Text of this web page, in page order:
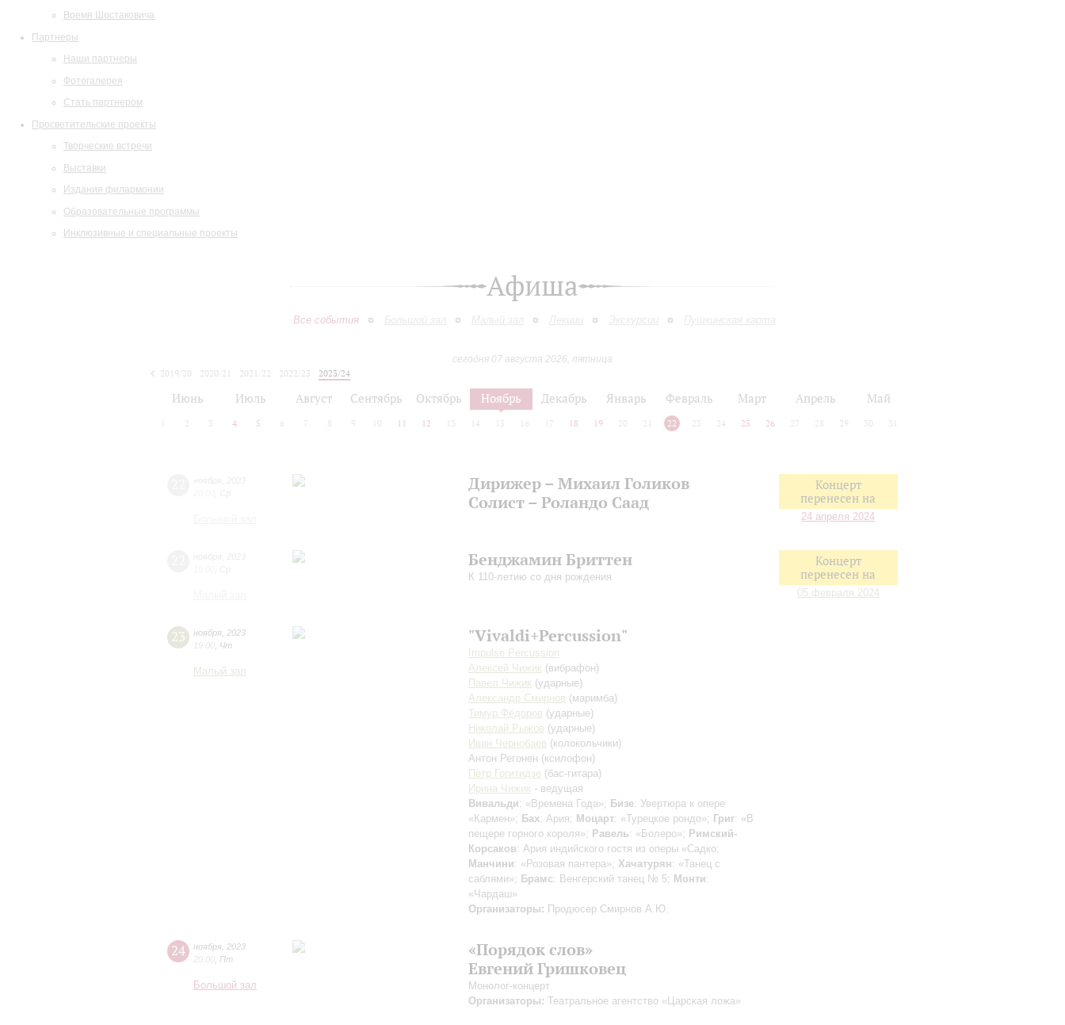
Время Шостаковича
Партнеры
Наши партнеры
Фотогалерея
Стать партнером
Просветительские проекты
Творческие встречи
Выставки
Издания филармонии
Образовательные программы
Инклюзивные и специальные проекты
Афиша
Все события Большой зал Малый зал Лекции Экскурсии Пушкинская карта
сегодня 07 августа 2026, пятница
2019/20
2020/21 2021/22 2022/23
2023/24
Июнь Июль Август Сентябрь Октябрь Ноябрь Декабрь Январь Февраль Март Апрель Май
2 3 4 5 6 7 8 9 10 11 12 13 14 15 16 17 18 19 20 21 22 23 24 25 26 27 28 29 30 31
Дирижер – Михаил Голиков
Солист – Роландо Саад
Концерт
перенесен на
24 апреля 2024
Бенджамин Бриттен
К 110-летию со дня рождения
Концерт
перенесен на
05 февраля 2024
23 ноября 2023
19:00 Чт
Малый зал
"Vivaldi+Percussion"
Impulse Percussion
Алексей Чижик (вибрафон)
Павел Чижик (ударные)
Александр Смирнов (маримба)
Тимур Фёдоров (ударные)
Николай Рыжов (ударные)
Иван Чернобаев (колокольчики)
Антон Регонен (ксилофон)
Пётр Гогитидзе (бас-гитара)
Ирина Чижик - ведущая
Вивальди: «Времена Года»; Бизе: Увертюра к опере
«Кармен»; Бах: Ария; Моцарт: «Турецкое рондо»; Григ: «В
пещере горного короля»; Равель: «Болеро»; Римский-
Корсаков: Ария индийского гостя из оперы «Садко;
Манчини: «Розовая пантера»; Хачатурян: «Танец с
саблями»; Брамс: Венгерский танец № 5; Монти:
«Чардаш»
Организаторы: Продюсер Смирнов А.Ю.
24 ноября 2023
20:00 Пт
Большой зал
«Порядок слов»
Евгений Гришковец
Монолог-концерт
Организаторы: Театральное агентство «Царская ложа»